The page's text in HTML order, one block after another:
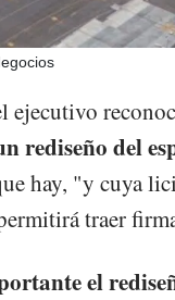
ejecutivo
rediseño del
hay, "y cuya
traer
el